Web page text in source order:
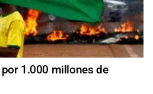
1.000 millones de